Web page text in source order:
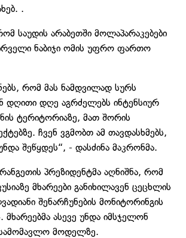
.
საუდის არაბეთში მოლაპარაკებები
ნაბიჯი ომის უფრო ფართო
რომ მას ნამდვილად სურს
დღითი დღე აგრძელებს ინტენსიურ
ტერიტორიაზე, მათ შორის
ჩვენ ვგმობთ ამ თავდასხმებს,
შეწყდეს“, - დასძინა მაკრონმა.
პრეზიდენტმა აღნიშნა, რომ
მხარეები განიხილავენ ცეცხლის
შენარჩუნების მონიტორინგის
ასევე უნდა იმსჯელონ
სამომავლო მოდელზე.